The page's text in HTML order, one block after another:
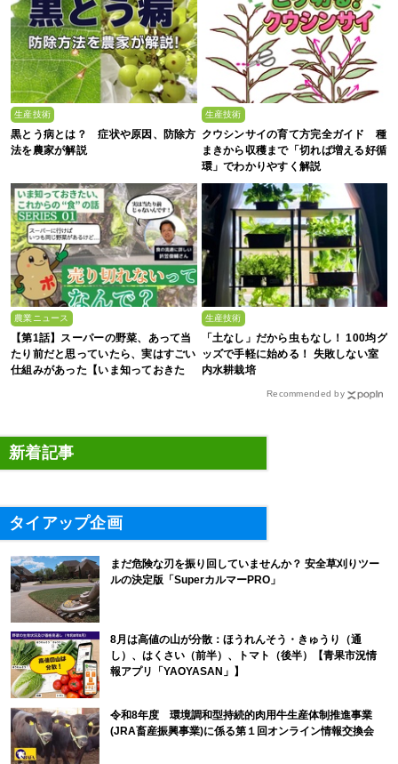
生産技術
黒とう病とは？ 症状や原因、防除方
法を農家が解説
生産技術
クウシンサイの育て方完全ガイド 種
まきから収穫まで「切れば増える好循
環」でわかりやすく解説
農業ニュース
【第1話】スーパーの野菜、あって当
たり前だと思っていたら、実はすごい
仕組みがあった【いま知っておきた
生産技術
「土なし」だから虫もなし！ 100均グ
ッズで手軽に始める！ 失敗しない室
内水耕栽培
Recommended by
新着記事
タイアップ企画
まだ危険な刃を振り回していませんか？ 安全草刈りツー
ルの決定版「SuperカルマーPRO」
8月は高値の山が分散：ほうれんそう・きゅうり（通
し）、はくさい（前半）、トマト（後半）【青果市況情
報アプリ「YAOYASAN」】
令和8年度 環境調和型持続的肉用牛生産体制推進事業
(JRA畜産振興事業)に係る第１回オンライン情報交換会